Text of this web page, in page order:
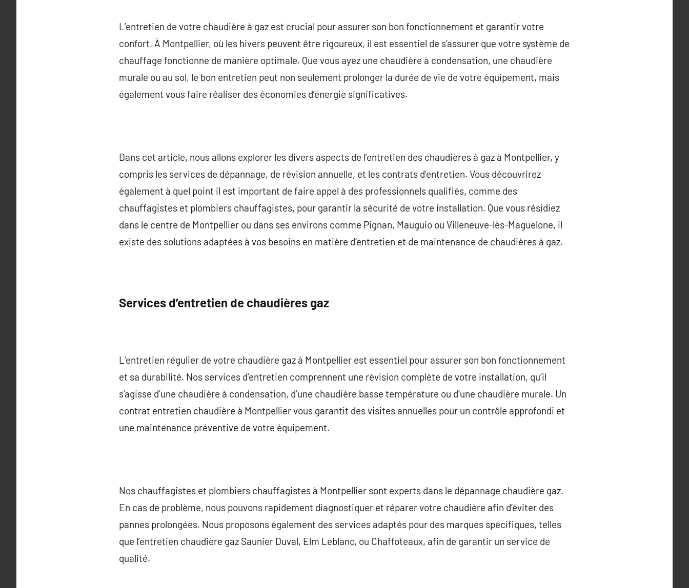
L’entretien de votre chaudière à gaz est crucial pour assurer son bon fonctionnement et garantir votre
confort. À Montpellier, où les hivers peuvent être rigoureux, il est essentiel de s’assurer que votre système de
chauffage fonctionne de manière optimale. Que vous ayez une chaudière à condensation, une chaudière
murale ou au sol, le bon entretien peut non seulement prolonger la durée de vie de votre équipement, mais
également vous faire réaliser des économies d’énergie significatives.
Dans cet article, nous allons explorer les divers aspects de l’entretien des chaudières à gaz à Montpellier, y
compris les services de dépannage, de révision annuelle, et les contrats d’entretien. Vous découvrirez
également à quel point il est important de faire appel à des professionnels qualifiés, comme des
chauffagistes et plombiers chauffagistes, pour garantir la sécurité de votre installation. Que vous résidiez
dans le centre de Montpellier ou dans ses environs comme Pignan, Mauguio ou Villeneuve-lès-Maguelone, il
existe des solutions adaptées à vos besoins en matière d’entretien et de maintenance de chaudières à gaz.
Services d’entretien de chaudières gaz
L’entretien régulier de votre chaudière gaz à Montpellier est essentiel pour assurer son bon fonctionnement
et sa durabilité. Nos services d’entretien comprennent une révision complète de votre installation, qu’il
s’agisse d’une chaudière à condensation, d’une chaudière basse température ou d’une chaudière murale. Un
contrat entretien chaudière à Montpellier vous garantit des visites annuelles pour un contrôle approfondi et
une maintenance préventive de votre équipement.
Nos chauffagistes et plombiers chauffagistes à Montpellier sont experts dans le dépannage chaudière gaz.
En cas de problème, nous pouvons rapidement diagnostiquer et réparer votre chaudière afin d’éviter des
pannes prolongées. Nous proposons également des services adaptés pour des marques spécifiques, telles
que l’entretien chaudière gaz Saunier Duval, Elm Leblanc, ou Chaffoteaux, afin de garantir un service de
qualité.